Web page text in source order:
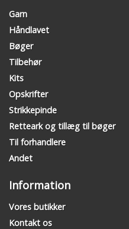
Garn
Håndlavet
Bøger
Tilbehør
Kits
Opskrifter
Strikkepinde
Retteark og tillæg til bøger
Til forhandlere
Andet
Information
Vores butikker
Kontakt os